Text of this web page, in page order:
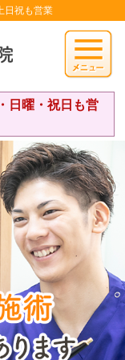
日祝も営業
日曜・祝日も営